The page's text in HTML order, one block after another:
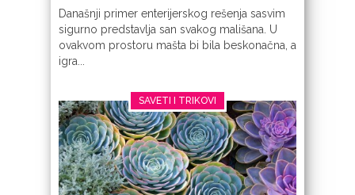
Današnji primer enterijerskog rešenja sasvim
sigurno predstavlja san svakog mališana. U
ovakvom prostoru mašta bi bila beskonačna, a
igra...
SAVETI I TRIKOVI